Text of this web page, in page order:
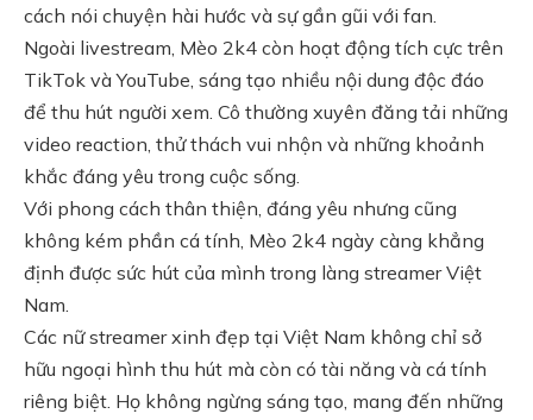
cách nói chuyện hài hước và sự gần gũi với fan.
Ngoài livestream, Mèo 2k4 còn hoạt động tích cực trên
TikTok và YouTube, sáng tạo nhiều nội dung độc đáo
để thu hút người xem. Cô thường xuyên đăng tải những
video reaction, thử thách vui nhộn và những khoảnh
khắc đáng yêu trong cuộc sống.
Với phong cách thân thiện, đáng yêu nhưng cũng
không kém phần cá tính, Mèo 2k4 ngày càng khẳng
định được sức hút của mình trong làng streamer Việt
Nam.
Các nữ streamer xinh đẹp tại Việt Nam không chỉ sở
hữu ngoại hình thu hút mà còn có tài năng và cá tính
riêng biệt. Họ không ngừng sáng tạo, mang đến những